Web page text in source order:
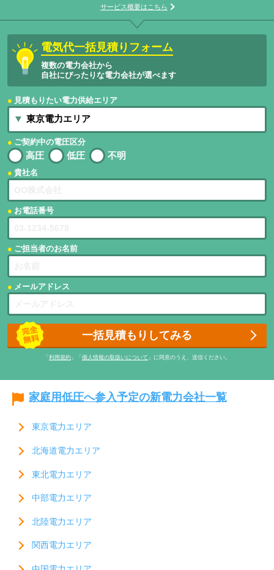
サービス概要はこちら
電気代一括見積りフォーム
複数の電力会社から
自社にぴったりな電力会社が選べます
見積もりたい電力供給エリア
ご契約中の電圧区分
高圧 低圧 不明
貴社名
お電話番号
ご担当者のお名前
メールアドレス
一括見積もりしてみる
「 利用規約 」「 個人情報の取扱いについて 」に同意のうえ、送信ください。
家庭用低圧へ参入予定の新電力会社一覧
東京電力エリア
北海道電力エリア
東北電力エリア
中部電力エリア
北陸電力エリア
関西電力エリア